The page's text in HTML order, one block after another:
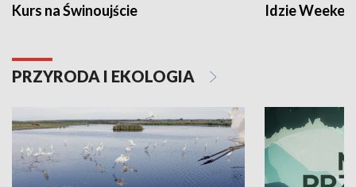
Kurs na Świnoujście Idzie
PRZYRODA I EKOLOGIA